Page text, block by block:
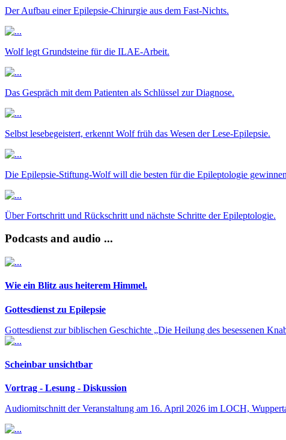
Der Aufbau einer Epilepsie-Chirurgie aus dem Fast-Nichts.
Wolf legt Grundsteine für die ILAE-Arbeit.
Das Gespräch mit dem Patienten als Schlüssel zur Diagnose.
Selbst lesebegeistert, erkennt Wolf früh das Wesen der Lese-Epilepsie.
Die Epilepsie-Stiftung-Wolf will die besten für die Epileptologie gewinnen
Über Fortschritt und Rückschritt und nächste Schritte der Epileptologie.
Podcasts and audio ...
Wie ein Blitz aus heiterem Himmel.
Gottesdienst zu Epilepsie
Gottesdienst zur biblischen Geschichte „Die Heilung des besessenen
Scheinbar unsichtbar
Vortrag - Lesung - Diskussion
Audiomitschnitt der Veranstaltung am 16. April 2026 im LOCH,